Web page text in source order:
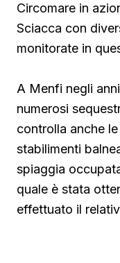
Circomare in
Sciacca con
monitorate in
A Menfi negli
numerosi
controlla anche
stabilimenti
spiaggia
quale è stata
effettuato il